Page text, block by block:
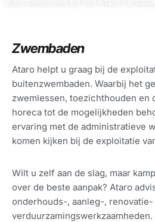
Zwembaden
Ataro helpt u graag bij de
buitenzwembaden. Waarbij het
zwemlessen, toezichthouden en
horeca tot de mogelijkheden
ervaring met de administratieve
komen kijken bij de exploitatie
Wilt u zelf aan de slag, maar
over de beste aanpak? Ataro
onderhouds-, aanleg-, renovatie-
verduurzamingswerkzaamheden.